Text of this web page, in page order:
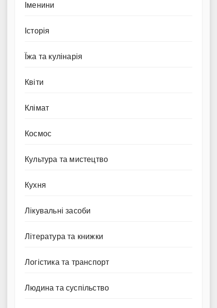
Іменини
Історія
Їжа та кулінарія
Квіти
Клімат
Космос
Культура та мистецтво
Кухня
Лікувальні засоби
Література та книжки
Логістика та транспорт
Людина та суспільство